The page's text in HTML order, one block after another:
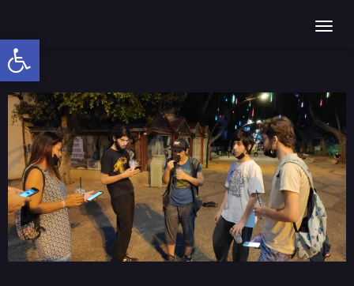
תפריט
חדר בריחה ל15 איש